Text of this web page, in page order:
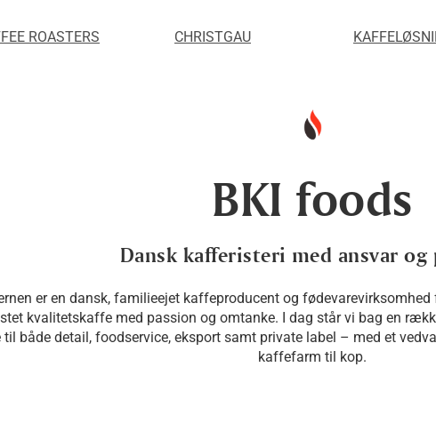
ROASTERS CHRISTGAU
BKI foods
Dansk kafferisteri med ansvar og
er en dansk, familieejet kaffeproducent og
kvalitetskaffe med passion og omtanke. I dag står vi bag en
både detail, foodservice, eksport samt private label – med et
kaffefarm til kop.